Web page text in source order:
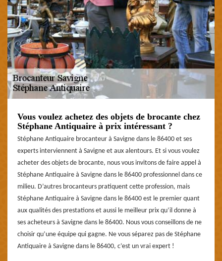
Vous voulez achetez des objets de brocante chez
Stéphane Antiquaire à prix intéressant ?
Stéphane Antiquaire brocanteur à Savigne dans le 86400 et ses
experts interviennent à Savigne et aux alentours. Et si vous voulez
acheter des objets de brocante, nous vous invitons de faire appel à
Stéphane Antiquaire à Savigne dans le 86400 professionnel dans ce
milieu. D’autres brocanteurs pratiquent cette profession, mais
Stéphane Antiquaire à Savigne dans le 86400 est le premier quant
aux qualités des prestations et aussi le meilleur prix qu’il donne à
ses acheteurs à Savigne dans le 86400. Nous vous conseillons de ne
choisir qu’une équipe qui gagne. Ne vous séparez pas de Stéphane
Antiquaire à Savigne dans le 86400, c’est un vrai expert !